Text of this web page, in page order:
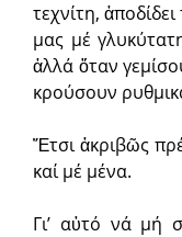
τεχνίτη,
μας μέ
ἀλλά ὅταν
κρούσουν
Ἔτσι ἀκριβῶς
καί μέ μένα.
Γι’ αὐτό νά μή